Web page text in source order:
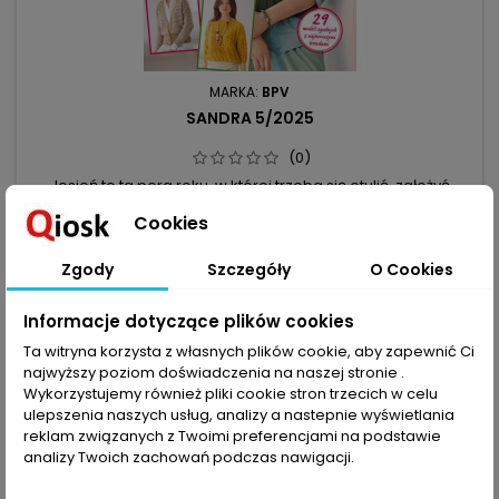
MARKA: BPV
SANDRA 5/2025
(0)
Jesień to ta pora roku, w której trzeba się otulić, założyć
cieplejszy sweter, ale najpierw… chwycić w dłoń grubsze
druty. Nie musisz rezygnować z ażurów, bo doskonale
wyglądają, gdy się je przerabia z włóczek flauszowych. Do
twojej dyspozycji jest też cała gama świeżych odcieni
zielonych i miętowych – polecamy komponować je z
Dodaj do koszyka
favorite_border
Cookies
Zgody Szczegóły O Cookies
Informacje dotyczące plików cookies
Ta witryna korzysta z własnych plików cookie, aby zapewnić Ci
najwyższy poziom doświadczenia na naszej stronie .
Wykorzystujemy również pliki cookie stron trzecich w celu
ulepszenia naszych usług, analizy a nastepnie wyświetlania
reklam związanych z Twoimi preferencjami na podstawie
analizy Twoich zachowań podczas nawigacji.